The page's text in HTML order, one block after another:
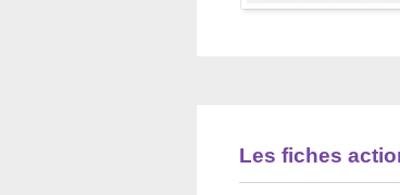
Les fiches